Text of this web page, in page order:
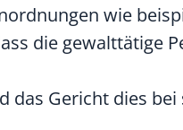
wie
die gewalttätige
das Gericht dies